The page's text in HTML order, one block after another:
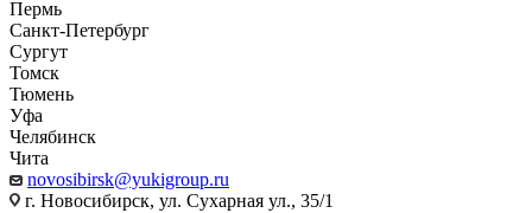
Пермь
Санкт-Петербург
Сургут
Томск
Тюмень
Уфа
Челябинск
Чита
novosibirsk@yukigroup.ru
г. Новосибирск, ул. Сухарная ул., 35/1